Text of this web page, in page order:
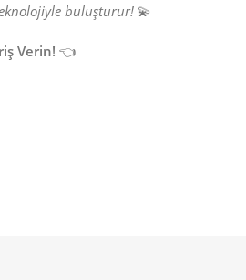
buluşturur! 💫
Verin! 👈